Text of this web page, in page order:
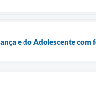
e do Adolescente com